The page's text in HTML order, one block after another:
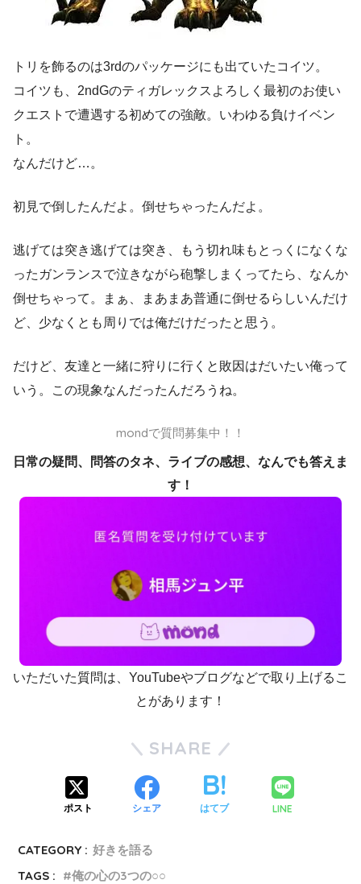
トリを飾るのは3rdのパッケージにも出ていたコイツ。
コイツも、2ndGのティガレックスよろしく最初のお使い
クエストで遭遇する初めての強敵。いわゆる負けイベン
ト。
なんだけど…。
初見で倒したんだよ。倒せちゃったんだよ。
逃げては突き逃げては突き、もう切れ味もとっくになくな
ったガンランスで泣きながら砲撃しまくってたら、なんか
倒せちゃって。まぁ、まあまあ普通に倒せるらしいんだけ
ど、少なくとも周りでは俺だけだったと思う。
だけど、友達と一緒に狩りに行くと敗因はだいたい俺って
いう。この現象なんだったんだろうね。
mondで質問募集中！！
日常の疑問、問答のタネ、ライブの感想、なんでも答えま
す！
いただいた質問は、YouTubeやブログなどで取り上げるこ
とがあります！
SHARE
ポスト シェア はてブ LINE
CATEGORY : 好きを語る
TAGS :
俺の心の3つの○○